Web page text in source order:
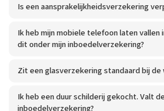
Is een aansprakelijkheidsverzekering
Ik heb mijn mobiele telefoon laten vallen
dit onder mijn inboedelverzekering?
Zit een glasverzekering standaard bij de
Ik heb een duur schilderij gekocht. Valt
inboedelverzekering?